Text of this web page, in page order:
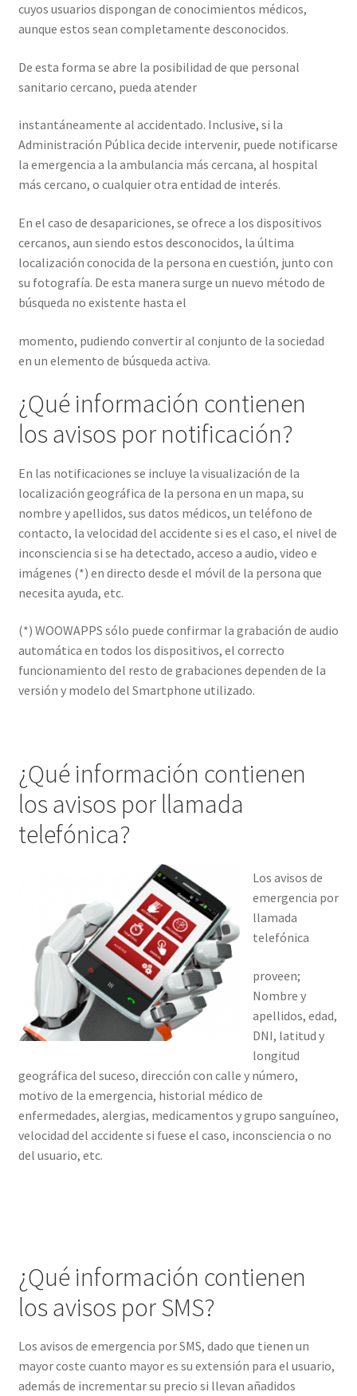
cuyos usuarios dispongan de conocimientos médicos,
aunque estos sean completamente desconocidos.
De esta forma se abre la posibilidad de que personal
sanitario cercano, pueda atender
instantáneamente al accidentado. Inclusive, si la
Administración Pública decide intervenir, puede notificarse
la emergencia a la ambulancia más cercana, al hospital
más cercano, o cualquier otra entidad de interés.
En el caso de desapariciones, se ofrece a los dispositivos
cercanos, aun siendo estos desconocidos, la última
localización conocida de la persona en cuestión, junto con
su fotografía. De esta manera surge un nuevo método de
búsqueda no existente hasta el
momento, pudiendo convertir al conjunto de la sociedad
en un elemento de búsqueda activa.
¿Qué información contienen
los avisos por notificación?
En las notificaciones se incluye la visualización de la
localización geográfica de la persona en un mapa, su
nombre y apellidos, sus datos médicos, un teléfono de
contacto, la velocidad del accidente si es el caso, el nivel de
inconsciencia si se ha detectado, acceso a audio, video e
imágenes (*) en directo desde el móvil de la persona que
necesita ayuda, etc.
(*) WOOWAPPS sólo puede confirmar la grabación de audio
automática en todos los dispositivos, el correcto
funcionamiento del resto de grabaciones dependen de la
versión y modelo del Smartphone utilizado.
¿Qué información contienen
los avisos por llamada
telefónica?
Los avisos de
emergencia por
llamada
telefónica
proveen;
Nombre y
apellidos, edad,
DNI, latitud y
longitud
geográfica del suceso, dirección con calle y número,
motivo de la emergencia, historial médico de
enfermedades, alergias, medicamentos y grupo sanguíneo,
velocidad del accidente si fuese el caso, inconsciencia o no
del usuario, etc.
¿Qué información contienen
los avisos por SMS?
Los avisos de emergencia por SMS, dado que tienen un
mayor coste cuanto mayor es su extensión para el usuario,
además de incrementar su precio si llevan añadidos